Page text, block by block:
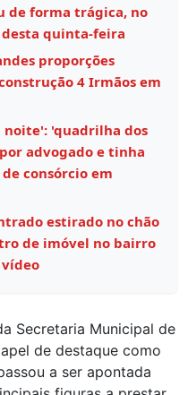
de forma trágica, no
desta quinta-feira
proporções
4 Irmãos em
noite': 'quadrilha dos
advogado e tinha
consórcio em
estirado no chão
de imóvel no bairro
vídeo
Secretaria Municipal de
de destaque como
a ser apontada